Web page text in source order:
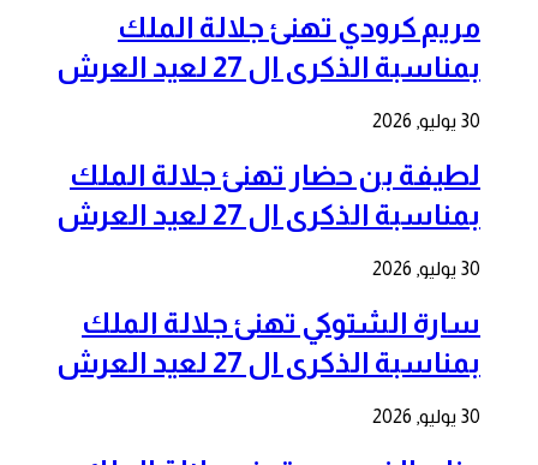
مريم كرودي تهنئ جلالة الملك
بمناسبة الذكرى ال 27 لعيد العرش
30 يوليو, 2026
لطيفة بن حضار تهنئ جلالة الملك
بمناسبة الذكرى ال 27 لعيد العرش
30 يوليو, 2026
سارة الشتوكي تهنئ جلالة الملك
بمناسبة الذكرى ال 27 لعيد العرش
30 يوليو, 2026